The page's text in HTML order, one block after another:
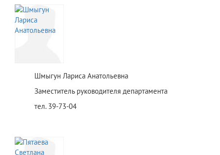
Шмыгун Лариса Анатольевна
Заместитель руководителя департамента
тел. 39-73-04